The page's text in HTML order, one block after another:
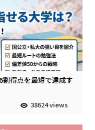
得点を最短で達成す
38624 views